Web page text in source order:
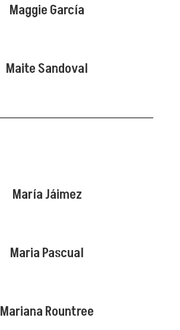
Maggie García
Maite Sandoval
María Jáimez
Maria Pascual
Mariana Rountree